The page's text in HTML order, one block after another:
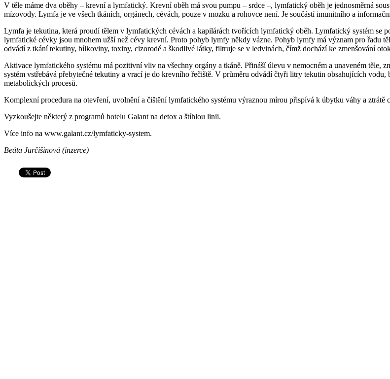
V těle máme dva oběhy – krevní a lymfatický. Krevní oběh má svou pumpu – srdce –, lymfatický oběh je jednosměrná
mízovody. Lymfa je ve všech tkáních, orgánech, cévách, pouze v mozku a rohovce není. Je součástí imunitního a
Lymfa je tekutina, která proudí tělem v lymfatických cévách a kapilárách tvořících lymfatický oběh. Lymfatický systém se
lymfatické cévky jsou mnohem užší než cévy krevní. Proto pohyb lymfy někdy vázne. Pohyb lymfy má význam pro řadu
odvádí z tkání tekutiny, bílkoviny, toxiny, cizorodé a škodlivé látky, filtruje se v ledvinách, čímž dochází ke zmenšování
Aktivace lymfatického systému má pozitivní vliv na všechny orgány a tkáně. Přináší úlevu v nemocném a unaveném
systém vstřebává přebytečné tekutiny a vrací je do krevního řečiště. V průměru odvádí čtyři litry tekutin obsahujících
metabolických procesů.
Komplexní procedura na otevření, uvolnění a čištění lymfatického systému výraznou mírou přispívá k úbytku váhy a ztrátě
Vyzkoušejte některý z programů hotelu Galant na detox a štíhlou linii.
Více info na www.galant.cz/lymfaticky-system.
Beáta Jurčišinová (inzerce)